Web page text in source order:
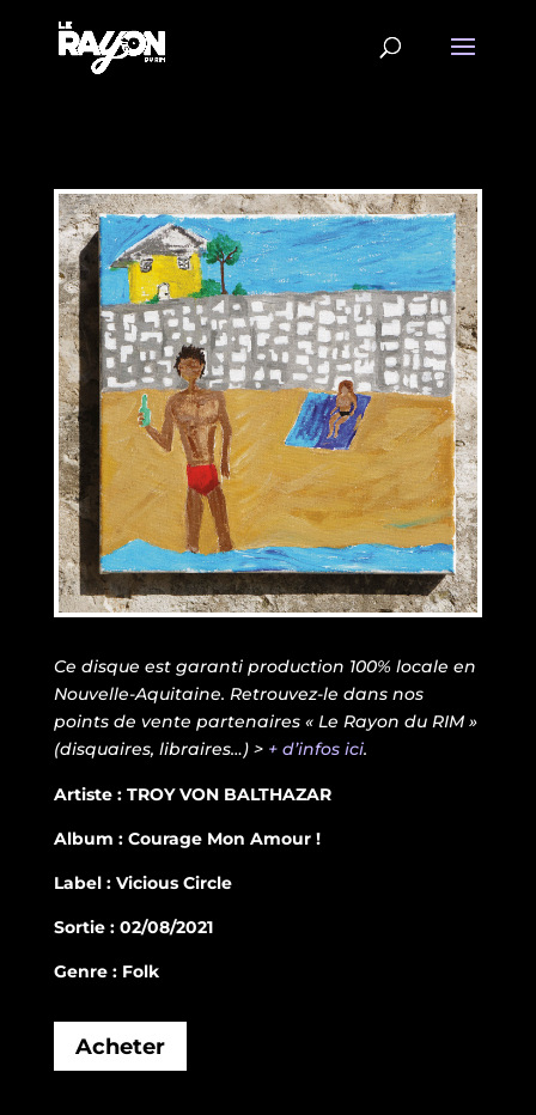
Ce disque est garanti production 100% locale en
Nouvelle-Aquitaine. Retrouvez-le dans nos
points de vente partenaires « Le Rayon du RIM »
(disquaires, libraires…) > + d’infos ici.
Artiste : TROY VON BALTHAZAR
Album : Courage Mon Amour !
Label : Vicious Circle
Sortie : 02/08/2021
Genre : Folk
Acheter